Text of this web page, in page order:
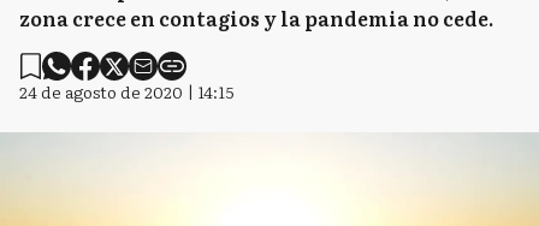
zona crece en contagios y la pandemia no cede.
24 de agosto de 2020 | 14:15